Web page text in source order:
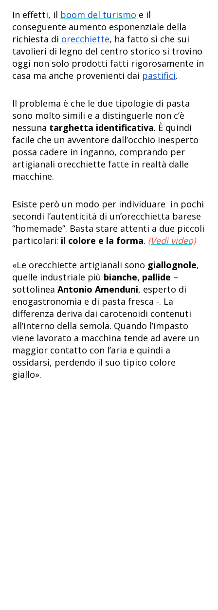
In effetti, il boom del turismo e il
conseguente aumento esponenziale della
richiesta di orecchiette, ha fatto sì che sui
tavolieri di legno del centro storico si trovino
oggi non solo prodotti fatti rigorosamente in
casa ma anche provenienti dai pastifici.
Il problema è che le due tipologie di pasta
sono molto simili e a distinguerle non c’è
nessuna targhetta identificativa. È quindi
facile che un avventore dall’occhio inesperto
possa cadere in inganno, comprando per
artigianali orecchiette fatte in realtà dalle
macchine.
Esiste però un modo per individuare in pochi
secondi l’autenticità di un’orecchietta barese
“homemade”. Basta stare attenti a due piccoli
particolari: il colore e la forma. (Vedi video)
«Le orecchiette artigianali sono giallognole,
quelle industriale più bianche, pallide –
sottolinea Antonio Amenduni, esperto di
enogastronomia e di pasta fresca -. La
differenza deriva dai carotenoidi contenuti
all’interno della semola. Quando l’impasto
viene lavorato a macchina tende ad avere un
maggior contatto con l’aria e quindi a
ossidarsi, perdendo il suo tipico colore
giallo».